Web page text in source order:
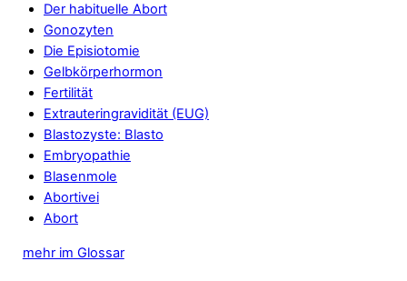
Der habituelle Abort
Gonozyten
Die Episiotomie
Gelbkörperhormon
Fertilität
Extrauteringravidität (EUG)
Blastozyste: Blasto
Embryopathie
Blasenmole
Abortivei
Abort
mehr im Glossar